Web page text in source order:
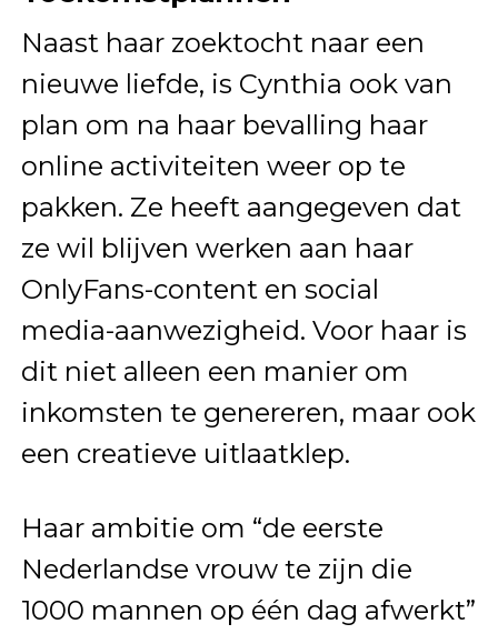
Naast haar zoektocht naar een
nieuwe liefde, is Cynthia ook van
plan om na haar bevalling haar
online activiteiten weer op te
pakken. Ze heeft aangegeven dat
ze wil blijven werken aan haar
OnlyFans-content en social
media-aanwezigheid. Voor haar is
dit niet alleen een manier om
inkomsten te genereren, maar ook
een creatieve uitlaatklep.
Haar ambitie om “de eerste
Nederlandse vrouw te zijn die
1000 mannen op één dag afwerkt”